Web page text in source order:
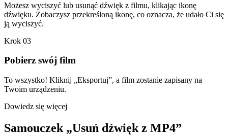
Możesz wyciszyć lub usunąć dźwięk z filmu, klikając ikonę
dźwięku. Zobaczysz przekreśloną ikonę, co oznacza, że udało Ci się
ją wyciszyć.
Krok 03
Pobierz swój film
To wszystko! Kliknij „Eksportuj”, a film zostanie zapisany na
Twoim urządzeniu.
Dowiedz się więcej
Samouczek „Usuń dźwięk z MP4”